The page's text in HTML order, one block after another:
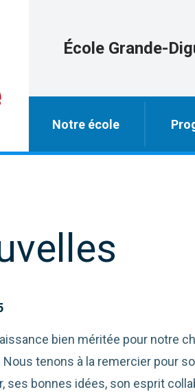
École Grande-
Notre école
bien méritée pour notre
Nous tenons à la remercier pour
ses bonnes idées, son esprit